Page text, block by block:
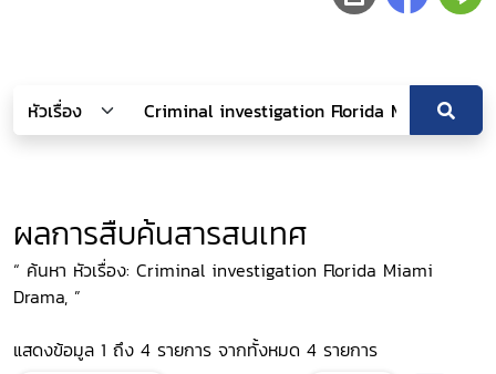
ผลการสืบค้นสารสนเทศ
“ ค้นหา หัวเรื่อง: Criminal investigation Florida Miami
Drama, ”
แสดงข้อมูล 1 ถึง 4 รายการ จากทั้งหมด 4 รายการ